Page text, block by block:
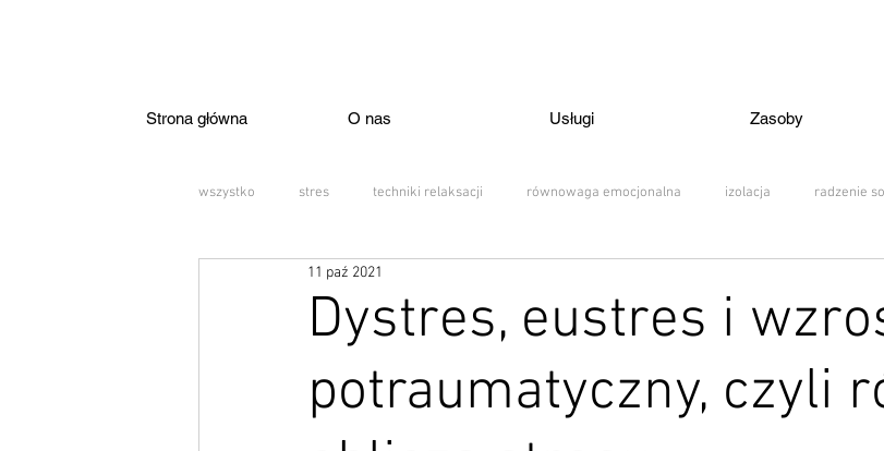
Strona główna O nas Usługi Zasoby
wszystko stres techniki relaksacji równowaga emocjonalna izolacja radzenie
nieneurotypowość
depresja zaburzenia nastroju
Dystres, eustres i
potraumatyczny, czyli
11 paź 2021